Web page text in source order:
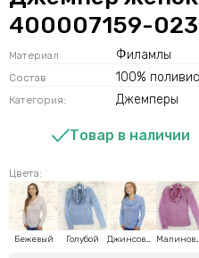
400007159-023
Материал Филамлы
Состав 100%
Категория: Джемперы
Товар в наличии
Цвета:
Бежевый Голубой Джинсовый Малиновый